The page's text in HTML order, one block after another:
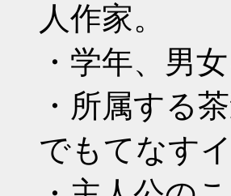
人作家。
・学年、男
・所属する
でもてなす